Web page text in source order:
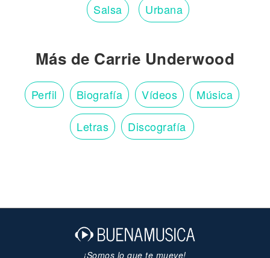
Salsa Urbana
Más de Carrie Underwood
Perfil Biografía Vídeos Música
Letras Discografía
¡Somos lo que te mueve!